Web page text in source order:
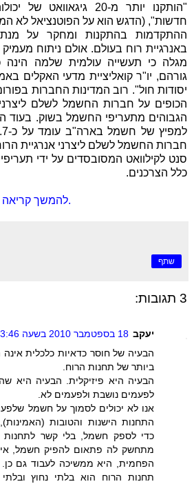
"הותקנו יותר מ-20
חדשות", (הדגש הוא על הפוטנציאל לא
ההתקדמות בהתקנות ומחקר על
באנרגיית רוח בעולם. אולם ניתוח
מגלה כי תעשייה עולמית שלמה
גורהם, יו"ר קואליציית מדעי האקלים
יסודות חול". רוב המדינות החברות
הכופים על חברות החשמל לשלם
הגבוהים מתעריפי החשמל בשוק. בעוד
סנט לקילוואט המסובסדים על ידי
כלל הצרכנים.
להמשך קריאה של המאמר ב"אנכי" כאן.
שתף
3 תגובות:
יעקב 18 בספטמבר 2010 בשעה 13:46
הבעיה של חוסר כדאיות כלכלית
ביותר של תחנות הרוח.
הבעיה היא פיזיקלית. הבעיה היא
לפעמים נושבת ולפעמים לא.
אנו לא יכולים לסמוך על חשמל
התחנות הישנות והטובות
כדי לספק חשמל, בלי קשר לתחנות
מתחשק לה פתאום להפיק חשמל,
הפחמית, היא ממשיכה לעבוד גם
תחנות הרוח הוא בלתי נחוץ ובלתי